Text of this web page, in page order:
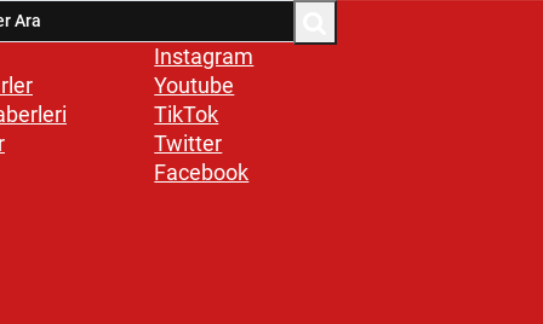
Instagram
Youtube
TikTok
Twitter
Facebook